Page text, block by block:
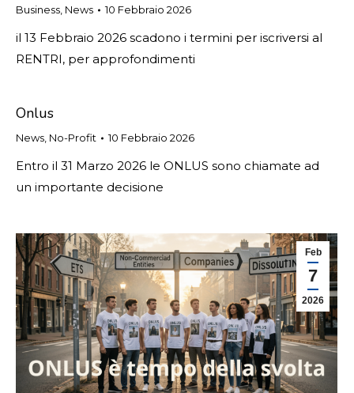
Business News 10 Febbraio 2026
il 13 Febbraio 2026 scadono i termini per iscriversi al
RENTRI, per approfondimenti
Onlus
News No-Profit 10 Febbraio 2026
Entro il 31 Marzo 2026 le ONLUS sono chiamate ad
un importante decisione
Feb
7
2026